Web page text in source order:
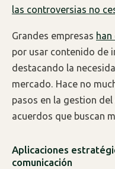
las controversias no
Grandes empresas
por usar contenido de
destacando la
mercado. Hace no
pasos en la gestion
acuerdos que buscan
Aplicaciones
comunicación